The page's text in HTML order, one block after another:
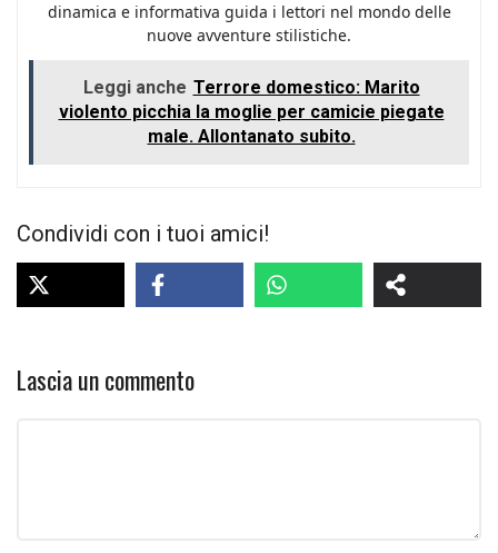
dinamica e informativa guida i lettori nel mondo delle
nuove avventure stilistiche.
Leggi anche Terrore domestico: Marito
violento picchia la moglie per camicie piegate
male. Allontanato subito.
Condividi con i tuoi amici!
Lascia un commento